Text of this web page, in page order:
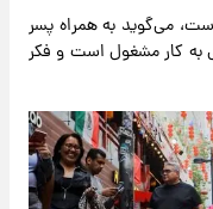
می‌گوید به همراه پسر
به کار مشغول است و فکر